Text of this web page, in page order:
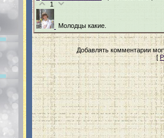
1
Молодцы какие.
Добавлять комментарии
[